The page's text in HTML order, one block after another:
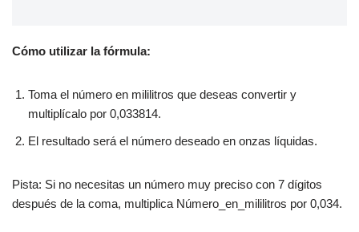
Cómo utilizar la fórmula:
Toma el número en mililitros que deseas convertir y
multiplícalo por 0,033814.
El resultado será el número deseado en onzas líquidas.
Pista: Si no necesitas un número muy preciso con 7 dígitos
después de la coma, multiplica Número_en_mililitros por 0,034.